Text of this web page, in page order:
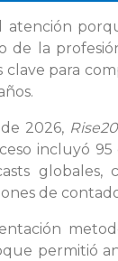
atención
la
para
2026,
incluyó 95
globales,
de
permitió